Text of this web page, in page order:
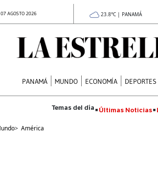
AGOSTO 2026 23.8°C | PANAMÁ
PANAMÁ MUNDO ECONOMÍA DEPORTES
Últimas Noticias
> América